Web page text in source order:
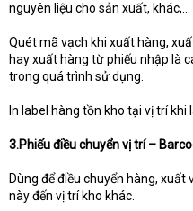
nguyên liệu cho sản xuất, khác,...
Quét mã vạch khi xuất hàng,
hay xuất hàng từ phiếu nhập là
trong quá trình sử dụng.
In label hàng tồn kho tại vị trí khi
3.Phiếu điều chuyển vị trí –
Dùng để điều chuyển hàng,
này đến vị trí kho khác.